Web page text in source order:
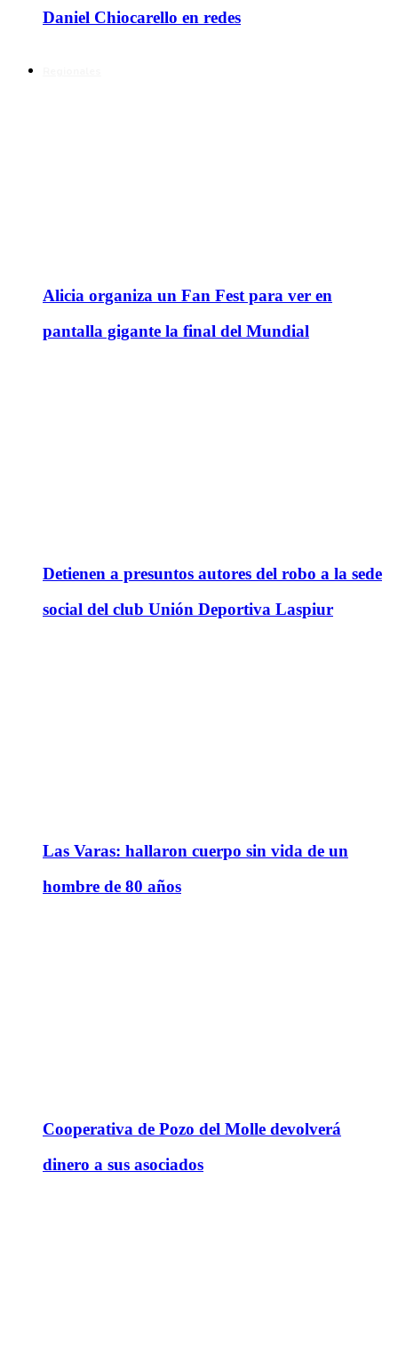
Daniel Chiocarello en redes
Alicia organiza un Fan Fest para ver en
pantalla gigante la final del Mundial
Detienen a presuntos autores del robo a la sede
social del club Unión Deportiva Laspiur
Las Varas: hallaron cuerpo sin vida de un
hombre de 80 años
Cooperativa de Pozo del Molle devolverá
dinero a sus asociados